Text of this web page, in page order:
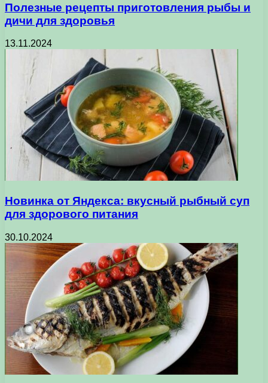
Полезные рецепты приготовления рыбы и
дичи для здоровья
13.11.2024
Новинка от Яндекса: вкусный рыбный суп
для здорового питания
30.10.2024